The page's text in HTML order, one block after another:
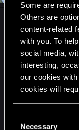
Some are
Others are
content-related
with you. To
social media,
interesting,
our cookies
cookies will
and tweak your
Necessary
Надо ж так
специально
Геральт
меч и
уважения
Такой
взвизгнуть.